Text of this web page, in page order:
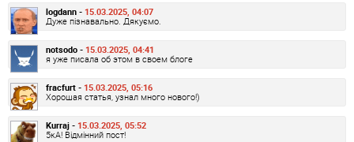
logdann - 15.03.2025, 04:07
Дуже пізнавально. Дякуємо.
notsodo - 15.03.2025, 04:41
я уже писала об этом в своем блоге
fracfurt - 15.03.2025, 05:16
Хорошая статья, узнал много нового!)
Kurraj - 15.03.2025, 05:52
5кА! Відмінний пост!